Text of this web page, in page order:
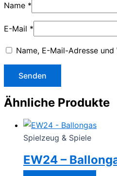
Name *
E-Mail *
Name, E-Mail-Adresse
Ähnliche Produkte
Spielzeug & Spiele
EW24 –